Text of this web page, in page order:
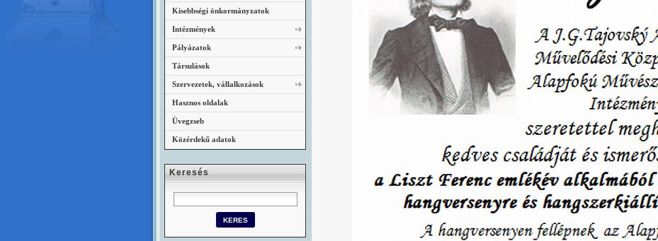
Kisebbségi önkormányzatok
Intézmények
Pályázatok
Társulások
Szervezetek, vállalkozások
Hasznos oldalak
Üvegzseb
Közérdekű adatok
Keresés